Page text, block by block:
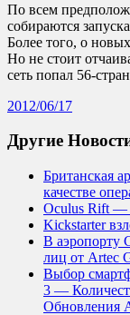
По всем
собираются
Более того, о
Но не стоит
сеть попал 56-
2012/06/17
Другие
Британская
качестве
Oculus Rift —
Kickstarter
В аэропорту
лиц от Artec
Выбор
3 —
Обновления